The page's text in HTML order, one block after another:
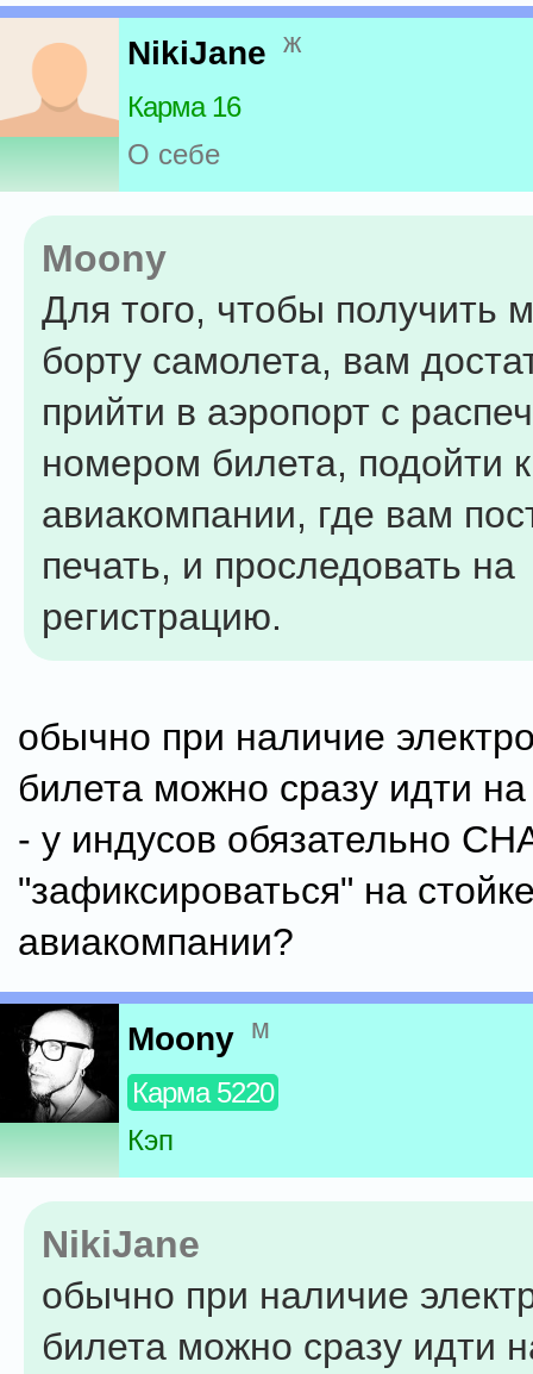
NikiJane ж
Карма 16
О себе
Moony
Для того, чтобы получить
борту самолета, вам
прийти в аэропорт с
номером билета, подойти
авиакомпании, где вам
печать, и проследовать на
регистрацию.
обычно при наличие
билета можно сразу идти
- у индусов обязательно
"зафиксироваться" на
авиакомпании?
Moony м
Карма 5220
Кэп
NikiJane
обычно при наличие
билета можно сразу идти